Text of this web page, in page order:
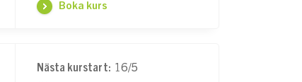
Boka kurs
Nästa kurstart: 16/5